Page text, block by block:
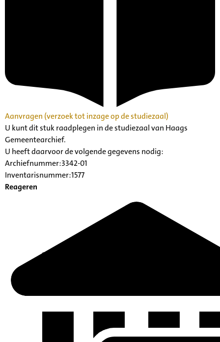
Aanvragen (verzoek tot inzage op de studiezaal)
U kunt dit stuk raadplegen in de studiezaal van Haags
Gemeentearchief.
U heeft daarvoor de volgende gegevens nodig:
Archiefnummer:3342-01
Inventarisnummer:1577
Reageren